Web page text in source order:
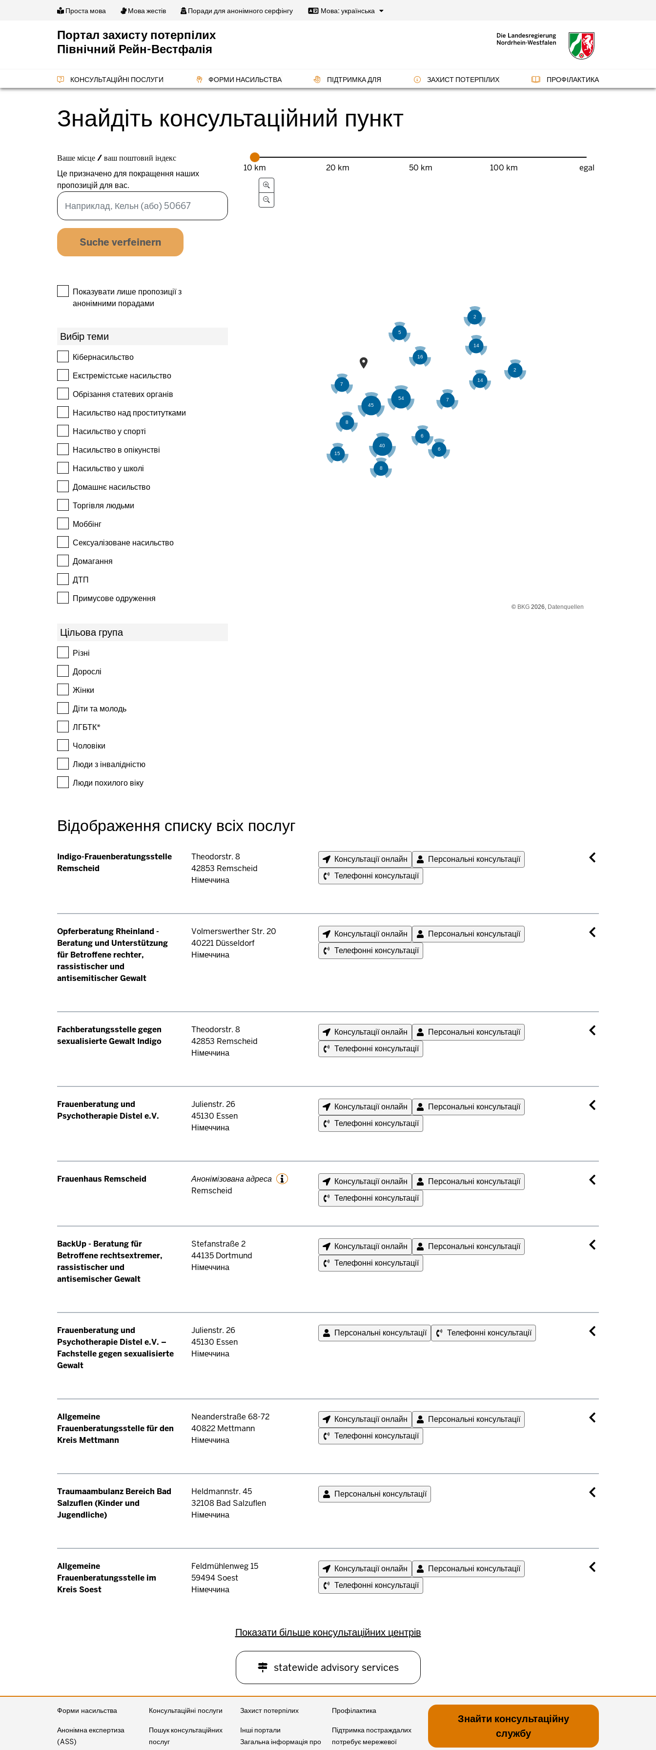
Проста мова Мова жестів Поради для анонімного серфінгу Мова: українська
Портал захисту потерпілих
Північний Рейн-Вестфалія
КОНСУЛЬТАЦІЙНІ ПОСЛУГИ ФОРМИ НАСИЛЬСТВА ПІДТРИМКА ДЛЯ ЗАХИСТ ПОТЕРПІЛИХ ПРОФІЛАКТИКА
Знайдіть консультаційний пункт
Distance range
Ваше місце / ваш поштовий індекс
Це призначено для покращення наших
пропозицій для вас.
Показувати лише пропозиції з
анонімними порадами
Вибір теми
Кібернасильство
Екстремістське насильство
Обрізання статевих органів
Насильство над проститутками
Насильство у спорті
Насильство в опікунстві
Насильство у школі
Домашнє насильство
Торгівля людьми
Моббінг
Сексуалізоване насильство
Домагання
ДТП
Примусове одруження
Цільова група
Різні
Дорослі
Жінки
Діти та молодь
ЛГБТК*
Чоловіки
Люди з інвалідністю
Люди похилого віку
10 km 20 km 50 km 100 km
egal
Distance range (Slider)
© BKG 2026, Datenquellen
Відображення списку всіх послуг
Indigo-Frauenberatungsstelle
Remscheid
Theodorstr. 8
42853 Remscheid
Німеччина
Консультації онлайн
Персональні консультації
Телефонні консультації
Opferberatung Rheinland -
Beratung und Unterstützung
für Betroffene rechter,
rassistischer und
antisemitischer Gewalt
Volmerswerther Str. 20
40221 Düsseldorf
Німеччина
Консультації онлайн
Персональні консультації
Телефонні консультації
Fachberatungsstelle gegen
sexualisierte Gewalt Indigo
Theodorstr. 8
42853 Remscheid
Німеччина
Консультації онлайн
Персональні консультації
Телефонні консультації
Frauenberatung und
Psychotherapie Distel e.V.
Julienstr. 26
45130 Essen
Німеччина
Консультації онлайн
Персональні консультації
Телефонні консультації
Frauenhaus Remscheid Анонімізована адреса
Additional Information
Remscheid
Консультації онлайн
Персональні консультації
Телефонні консультації
BackUp - Beratung für
Betroffene rechtsextremer,
rassistischer und
antisemischer Gewalt
Stefanstraße 2
44135 Dortmund
Німеччина
Консультації онлайн
Персональні консультації
Телефонні консультації
Frauenberatung und
Psychotherapie Distel e.V. –
Fachstelle gegen sexualisierte
Gewalt
Julienstr. 26
45130 Essen
Німеччина
Персональні консультації Телефонні консультації
Allgemeine
Frauenberatungsstelle für den
Kreis Mettmann
Neanderstraße 68-72
40822 Mettmann
Німеччина
Консультації онлайн
Персональні консультації
Телефонні консультації
Traumaambulanz Bereich Bad
Salzuflen (Kinder und
Jugendliche)
Heldmannstr. 45
32108 Bad Salzuflen
Німеччина
Персональні консультації
Allgemeine
Frauenberatungsstelle im
Kreis Soest
Feldmühlenweg 15
59494 Soest
Німеччина
Консультації онлайн
Персональні консультації
Телефонні консультації
Показати більше консультаційних центрів
statewide advisory services
Консультаційні послуги
Пошук консультаційних
послуг
Форми насильства
Анонімна експертиза
(ASS)
Захист потерпілих
Інші портали
Загальна інформація про
Профілактика
Підтримка постраждалих
потребує мережевої
Знайти консультаційну
службу